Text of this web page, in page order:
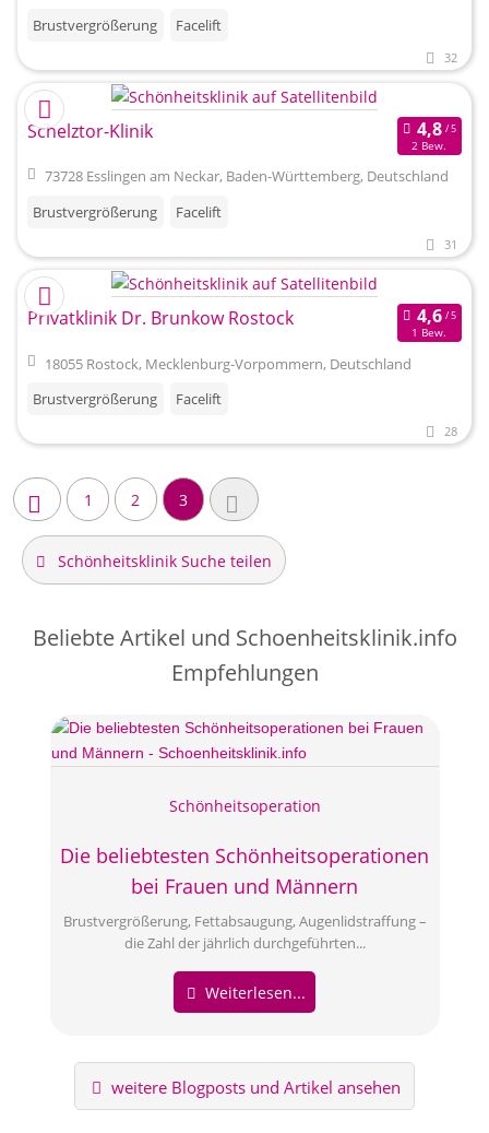
Brustvergrößerung Facelift
32
Schelztor-Klinik
2 Bew.
73728 Esslingen am Neckar, Baden-Württemberg, Deutschland
Brustvergrößerung
Facelift
31
Privatklinik Dr. Brunkow Rostock
1 Bew.
18055 Rostock, Mecklenburg-Vorpommern, Deutschland
Brustvergrößerung
Facelift
28
1 2 3
Schönheitsklinik Suche teilen
Beliebte Artikel und Schoenheitsklinik.info
Empfehlungen
Die beliebtesten Schönheitsoperationen
bei Frauen und Männern
Schönheitsoperation
Brustvergrößerung, Fettabsaugung, Augenlidstraffung –
die Zahl der jährlich durchgeführten...
Weiterlesen...
weitere Blogposts und Artikel ansehen